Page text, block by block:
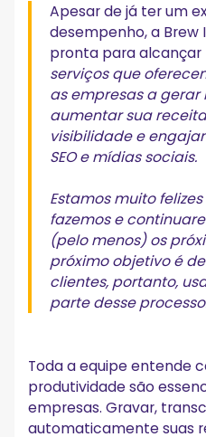
Apesar de já ter um
desempenho, a
pronta para alcançar
serviços que
as empresas a gerar
aumentar sua
visibilidade e
SEO e mídias sociais.
Estamos muito
fazemos e
(pelo menos) os
próximo objetivo é
clientes, portanto,
parte desse
Toda a equipe entende
produtividade são
empresas. Gravar,
automaticamente suas